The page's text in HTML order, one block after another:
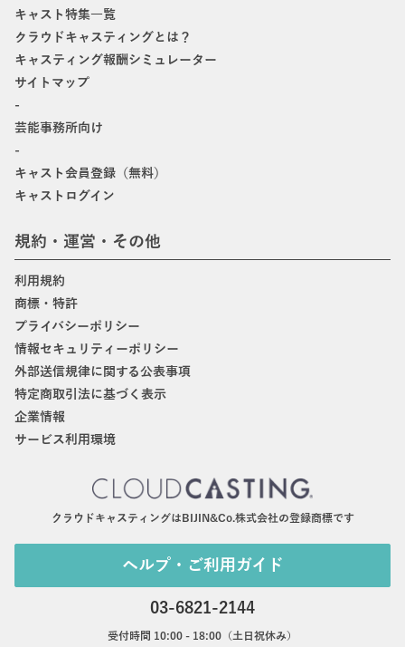
キャスト特集一覧
クラウドキャスティングとは？
キャスティング報酬シミュレーター
サイトマップ
-
芸能事務所向け
-
キャスト会員登録（無料）
キャストログイン
規約・運営・その他
利用規約
商標・特許
プライバシーポリシー
情報セキュリティーポリシー
外部送信規律に関する公表事項
特定商取引法に基づく表示
企業情報
サービス利用環境
クラウドキャスティングはBIJIN&Co.株式会社の登録商標です
ヘルプ・ご利用ガイド
03-6821-2144
受付時間 10:00 - 18:00（土日祝休み）